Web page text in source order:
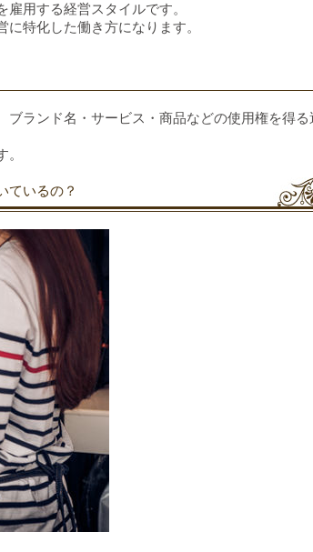
用する経営スタイルです。
特化した働き方になります。
ランド名・サービス・商品などの使用権を得る
ているの？